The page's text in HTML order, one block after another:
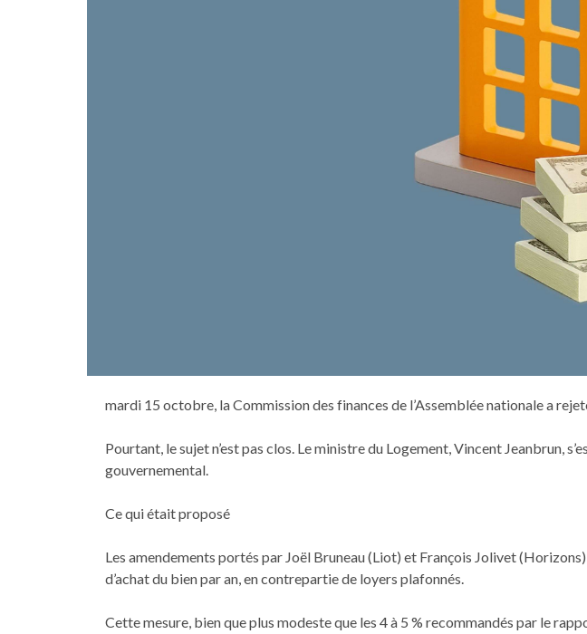
mardi 15 octobre, la Commission des finances de l’Assemblée nationale a
Pourtant, le sujet n’est pas clos. Le ministre du Logement, Vincent Jeanbrun,
gouvernemental.
Ce qui était proposé
Les amendements portés par Joël Bruneau (Liot) et François Jolivet
d’achat du bien par an, en contrepartie de loyers plafonnés.
Cette mesure, bien que plus modeste que les 4 à 5 % recommandés par le